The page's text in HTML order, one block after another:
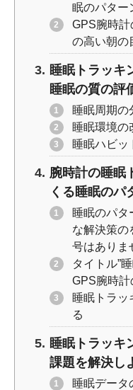
眠のパター
GPS腕時
の高い朝の
睡眠トラッキ
睡眠の質の評
睡眠周期の
睡眠環境の
睡眠ハビッ
腕時計の睡眠
くる睡眠のパ
睡眠のパタ
な解決策の
号はありま
タイトル”
GPS腕時計
睡眠トラッ
る
睡眠トラッキ
課題を解決し
睡眠データ